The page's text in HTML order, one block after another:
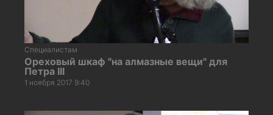
Специалистам
Ореховый шкаф "на алмазные вещи" для
Петра III
1 ноября 2017 9:40